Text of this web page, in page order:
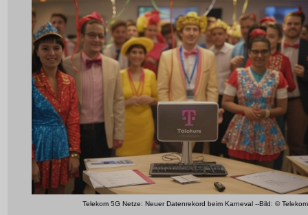
Telekom 5G Netze: Neuer Datenrekord beim Karneval --Bild: © Telekom